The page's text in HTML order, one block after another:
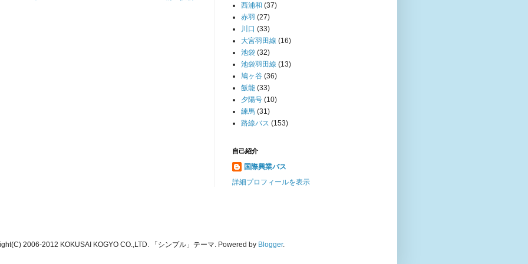
西浦和 (37)
赤羽 (27)
川口 (33)
大宮羽田線 (16)
池袋 (32)
池袋羽田線 (13)
鳩ヶ谷 (36)
飯能 (33)
夕陽号 (10)
練馬 (31)
路線バス (153)
自己紹介
国際興業バス
詳細プロフィールを表示
2006-2012 KOKUSAI KOGYO CO.,LTD. 「シンプル」テーマ. Powered by Blogger.